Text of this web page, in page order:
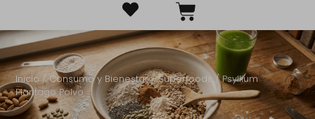
Inicio/Consumo y Bienestar/Superfoods/ Psyllium
Plantago Polvo